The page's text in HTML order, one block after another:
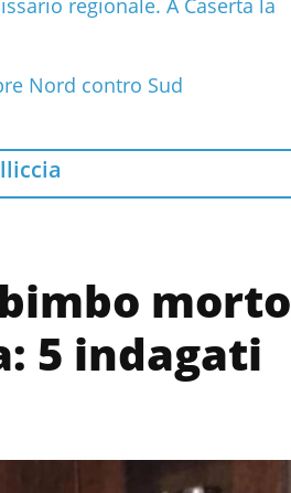
Nord contro Sud
morto
5 indagati